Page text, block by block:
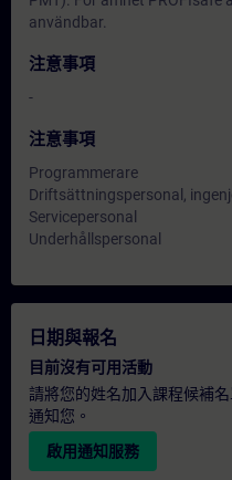
användbar.
注意事項
-
注意事項
Programmerare
Driftsättningspersonal,
Servicepersonal
Underhållspersonal
日期與報名
目前沒有可用活動
請將您的姓名加入課程候補
通知您。
啟用通知服務